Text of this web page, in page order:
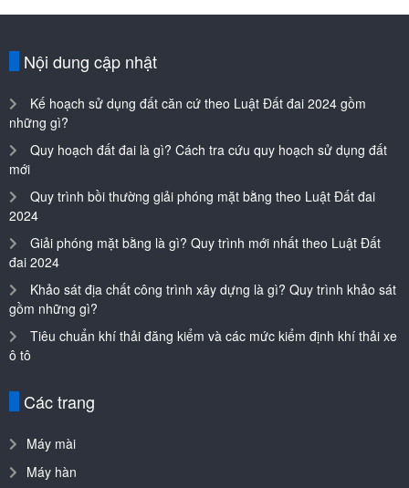
Nội dung cập nhật
Kế hoạch sử dụng đất căn cứ theo Luật Đất đai 2024 gồm
những gì?
Quy hoạch đất đai là gì? Cách tra cứu quy hoạch sử dụng đất
mới
Quy trình bồi thường giải phóng mặt bằng theo Luật Đất đai
2024
Giải phóng mặt bằng là gì? Quy trình mới nhất theo Luật Đất
đai 2024
Khảo sát địa chất công trình xây dựng là gì? Quy trình khảo sát
gồm những gì?
Tiêu chuẩn khí thải đăng kiểm và các mức kiểm định khí thải xe
ô tô
Các trang
Máy mài
Máy hàn